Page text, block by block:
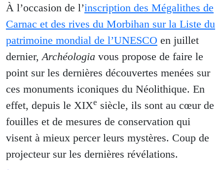
À l’occasion de l’inscription des Mégalithes de
Carnac et des rives du Morbihan sur la Liste du
patrimoine mondial de l’UNESCO en juillet
dernier, Archéologia vous propose de faire le
point sur les dernières découvertes menées sur
ces monuments iconiques du Néolithique. En
effet, depuis le XIXe siècle, ils sont au cœur de
fouilles et de mesures de conservation qui
visent à mieux percer leurs mystères. Coup de
projecteur sur les dernières révélations.